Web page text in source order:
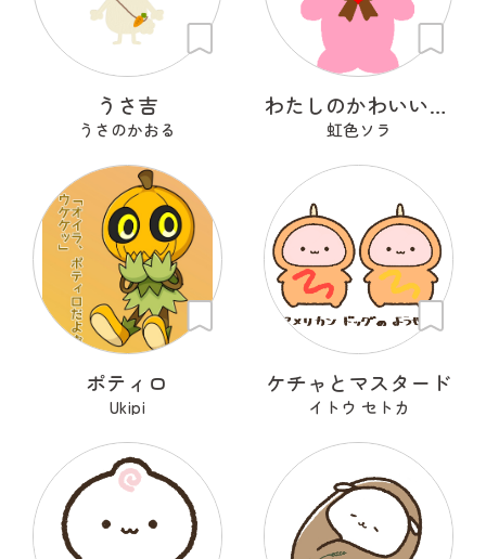
うさ吉
うさのかおる
わたしのかわいいせかい
虹色ソラ
ポティロ
Ukipi
ケチャとマスタード
イトウ セトカ